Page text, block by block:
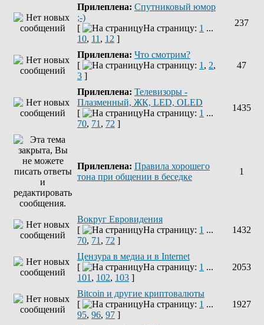
Прилеплена: Спутниковый юмор
;-)
[
На страницу: 1 ...
10, 11 , 12 ]
237
Прилеплена: Что смотрим?
[
На страницу: 1 , 2,
3 ]
47
Прилеплена: Телевизоры -
Плазменный, ЖК, LED, OLED
[
На страницу: 1 ...
70, 71 , 72 ]
1435
Прилеплена: Правила хорошего
тона при общении в беседке
1
Вокруг Евровидения
[
На страницу: 1 ...
70, 71 , 72 ]
1432
Цензура в медиа и в Internet
[
На страницу: 1 ...
101 , 102, 103 ]
2053
Bitcoin и другие криптовалюты
[
На страницу: 1 ...
95, 96, 97 ]
1927